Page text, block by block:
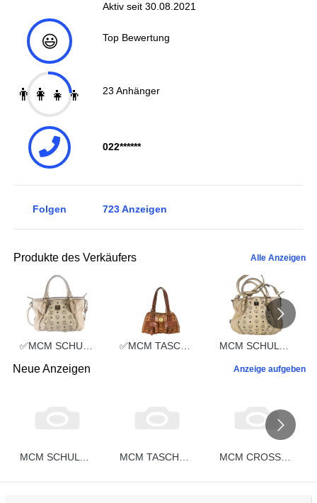
Aktiv seit 30.08.2021
😃 Top Bewertung
👨‍👩‍👧‍👦 23 Anhänger
022******
Folgen 723Anzeigen
Produkte des Verkäufers Alle Anzeigen
Neue Anzeigen Anzeige aufgeben